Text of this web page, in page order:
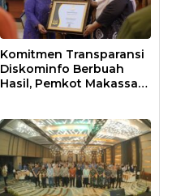
Komitmen Transparansi
Diskominfo Berbuah
Hasil, Pemkot Makassar